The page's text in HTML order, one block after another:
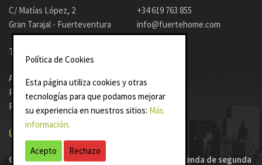
C/ Matías López, 2
Gran Tarajal - Fuerteventura
+34 619 763 855
info@fuertehome.com
TEXTOS LEGALES
Avisos Legales
Política de Cookies
Política de Privacidad
ÚLTIMAS NOTICIAS
Canarias, donde más creció el precio de la vivienda de segunda
Política de Cookies
Esta página utiliza cookies y otras
tecnologías para que podamos mejorar
su experiencia en nuestros sitios: Más
información.
Acepto Rechazo